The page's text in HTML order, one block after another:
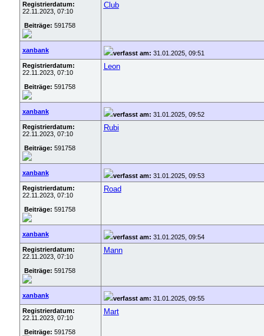
Registrierdatum:
22.11.2023, 07:10
Beiträge: 591758
Club
xanbank verfasst am: 31.01.2025, 09:51
Registrierdatum:
22.11.2023, 07:10
Beiträge: 591758
Leon
xanbank verfasst am: 31.01.2025, 09:52
Registrierdatum:
22.11.2023, 07:10
Beiträge: 591758
Rubi
xanbank verfasst am: 31.01.2025, 09:53
Registrierdatum:
22.11.2023, 07:10
Beiträge: 591758
Road
xanbank verfasst am: 31.01.2025, 09:54
Registrierdatum:
22.11.2023, 07:10
Beiträge: 591758
Mann
xanbank verfasst am: 31.01.2025, 09:55
Registrierdatum:
22.11.2023, 07:10
Beiträge: 591758
Mart